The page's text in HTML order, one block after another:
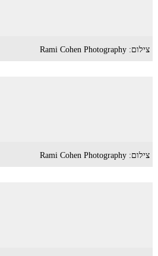
צילום: Rami Cohen Photography
צילום: Rami Cohen Photography